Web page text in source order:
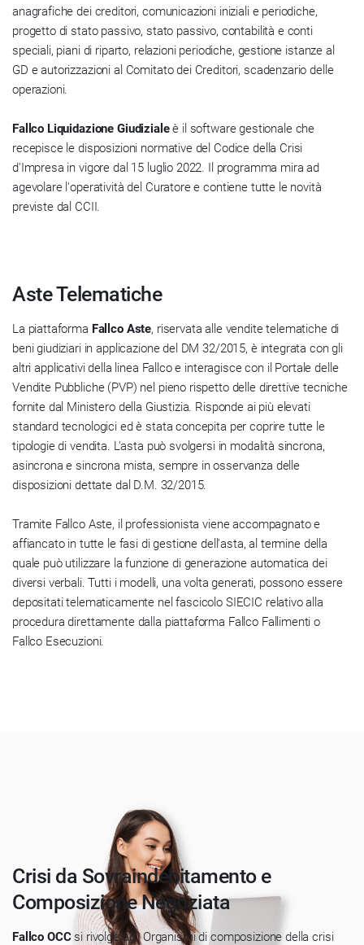
anagrafiche dei creditori, comunicazioni iniziali e periodiche,
progetto di stato passivo, stato passivo, contabilità e conti
speciali, piani di riparto, relazioni periodiche, gestione istanze al
GD e autorizzazioni al Comitato dei Creditori, scadenzario delle
operazioni.
Fallco Liquidazione Giudizialeè il software gestionale che
recepisce le disposizioni normative del Codice della Crisi
d'Impresa in vigore dal 15 luglio 2022. Il programma mira ad
agevolare l'operatività del Curatore e contiene tutte le novità
previste dal CCII.
Aste Telematiche
La piattaforma Fallco Aste, riservata alle vendite telematiche di
beni giudiziari in applicazione del DM 32/2015, è integrata con gli
altri applicativi della linea Fallco e interagisce con il Portale delle
Vendite Pubbliche (PVP) nel pieno rispetto delle direttive tecniche
fornite dal Ministero della Giustizia. Risponde ai più elevati
standard tecnologici ed è stata concepita per coprire tutte le
tipologie di vendita. L'asta può svolgersi in modalità sincrona,
asincrona e sincrona mista, sempre in osservanza delle
disposizioni dettate dal D.M. 32/2015.
Tramite Fallco Aste, il professionista viene accompagnato e
affiancato in tutte le fasi di gestione dell'asta, al termine della
quale può utilizzare la funzione di generazione automatica dei
diversi verbali. Tutti i modelli, una volta generati, possono essere
depositati telematicamente nel fascicolo SIECIC relativo alla
procedura direttamente dalla piattaforma Fallco Fallimenti o
Fallco Esecuzioni.
Crisi da Sovraindebitamento e
Composizione Negoziata
Fallco OCCsi rivolge agli Organismi di composizione della crisi